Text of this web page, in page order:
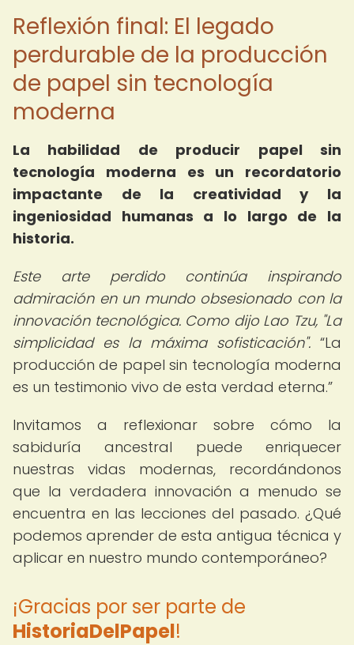
Reflexión final: El legado
perdurable de la producción
de papel sin tecnología
moderna
La habilidad de producir papel sin
tecnología moderna es un recordatorio
impactante de la creatividad y la
ingeniosidad humanas a lo largo de la
historia.
Este arte perdido continúa inspirando
admiración en un mundo obsesionado con la
innovación tecnológica. Como dijo Lao Tzu, "La
simplicidad es la máxima sofisticación".
La
producción de papel sin tecnología moderna
es un testimonio vivo de esta verdad eterna.
Invitamos a reflexionar sobre cómo la
sabiduría ancestral puede enriquecer
nuestras vidas modernas, recordándonos
que la verdadera innovación a menudo se
encuentra en las lecciones del pasado. ¿Qué
podemos aprender de esta antigua técnica y
aplicar en nuestro mundo contemporáneo?
¡Gracias por ser parte de
HistoriaDelPapel!